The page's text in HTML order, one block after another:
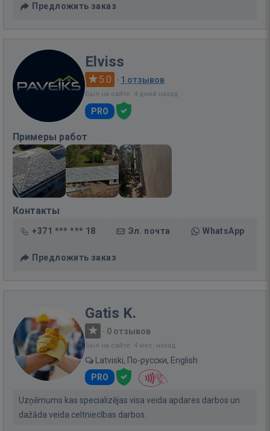
Предложить заказ
Elviss
5.0 · 1 отзывов
Был на сайте: 4 дней назад
PRO
Примеры работ
Контакты
+371 *** *** 18 Эл. почта WhatsApp
Предложить заказ
Gatis K.
· 0 отзывов
Был на сайте: 4 мес. назад
Latviski, По-русски, English
PRO
Uzņēmums kas specializējas visa veida apdares darbos un
dažāda veida celtniecības darbos.